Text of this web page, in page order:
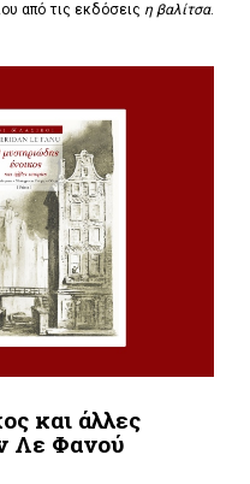
από τις εκδόσεις η βαλίτσα.
και άλλες
Λε Φανού